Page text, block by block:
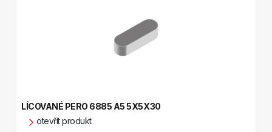
LÍCOVANÉ PERO 6885 A5 5X5X30
otevřít produkt